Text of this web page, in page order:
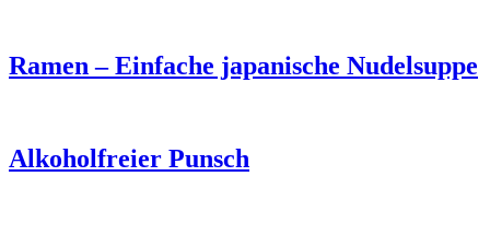
Ramen – Einfache japanische Nudelsuppe
Alkoholfreier Punsch